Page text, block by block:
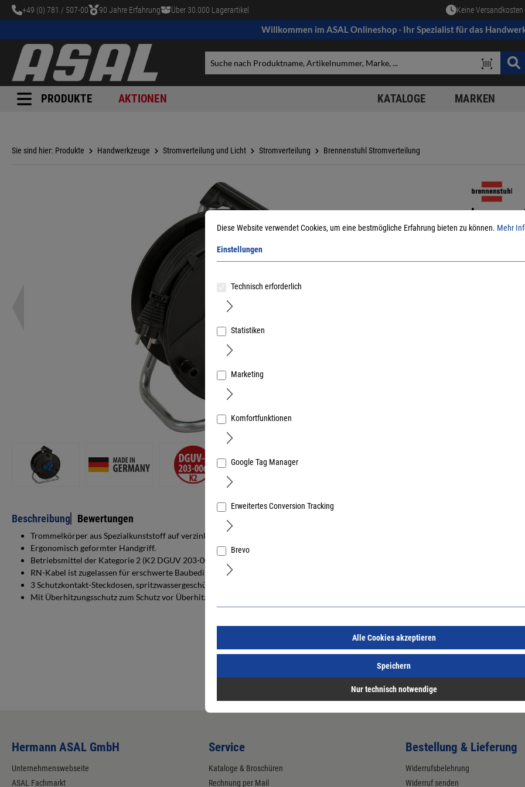
springen
+49 (0) 781 / 507-00 90 Jahre Erfahrung Über 30.000 Lagerartikel Keine
Willkommen im ASAL Onlineshop - Ihr Spezialist für das
PRODUKTE AKTIONEN KATALOGE MARKEN
Sie sind hier: Produkte Handwerkzeuge Stromverteilung und Licht Stromverteilung Brennenstuhl Stromverteilung
H07RNF
Lief.-ArtNr.:
Beschreibung Bewertungen
Trommelkörper aus Spezialkunststoff auf verzinktem Tragegestell.
Ergonomisch geformter Handgriff.
Betriebsmittel der Kategorie 2 (K2 DGUV 203-005): Einsatz für den rauen Betrieb mit hohen mechanischen, physikalischen und
RN-Kabel ist zugelassen für erschwerte Baubedingungen nach VDE 0100 Teil 704.
3 Schutzkontakt-Steckdosen, spritzwassergeschützt, mit selbstschließenden Deckeln.
Mit Überhitzungsschutz zum Schutz vor Überhitzung und Überlastung.
Hermann ASAL GmbH
Unternehmenswebseite
ASAL Fachmarkt
Service
Kataloge & Broschüren
Rechnung per Mail
Bestellung & Lieferung
Widerrufsbelehrung
Widerruf senden
Diese Website verwendet Cookies, um eine bestmögliche Erfahrung bieten zu können. Mehr
Einstellungen
Technisch erforderlich
Statistiken
Marketing
Komfortfunktionen
Google Tag Manager
Erweitertes Conversion Tracking
Brevo
Alle Cookies akzeptieren
Speichern
Nur technisch notwendige